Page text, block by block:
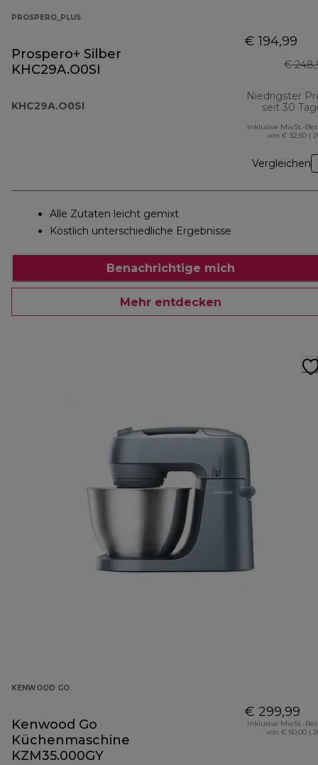
PROSPERO_PLUS
Prospero+ Silber
KHC29A.O0SI
KHC29A.O0SI
€ 194,99
€
Niedrigster
seit 30
Inklusive MwSt.-
von € 32,50 (
Vergleichen
Alle Zutaten leicht gemixt
Köstlich unterschiedliche Ergebnisse
Benachrichtige mich
Mehr entdecken
KENWOOD GO
Kenwood Go
Küchenmaschine
KZM35.000GY
€ 299,99
Inklusive MwSt.-
von € 50,00 (